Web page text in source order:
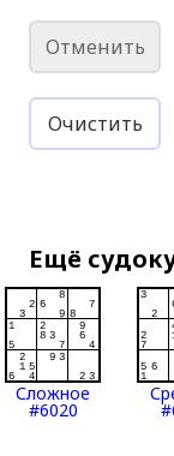
Отменить
Очистить
Ещё
Сложное
#6020